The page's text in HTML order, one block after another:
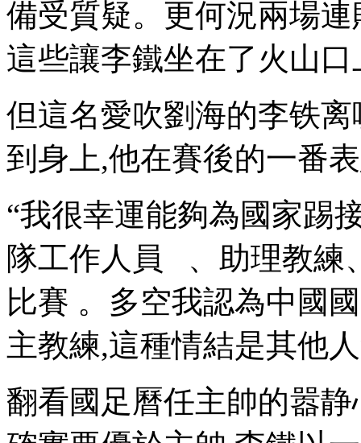
備受質疑。更何況兩
這些讓李鐵坐在了火山口
但這名愛吹劉海的李铁
到身上,他在賽後的一番表
“我很幸運能夠為國家踢
隊工作人員   、助理教練
比賽  。多空我認為中國
主教練,這種情結是其他人
翻看國足曆任主帥的嚣